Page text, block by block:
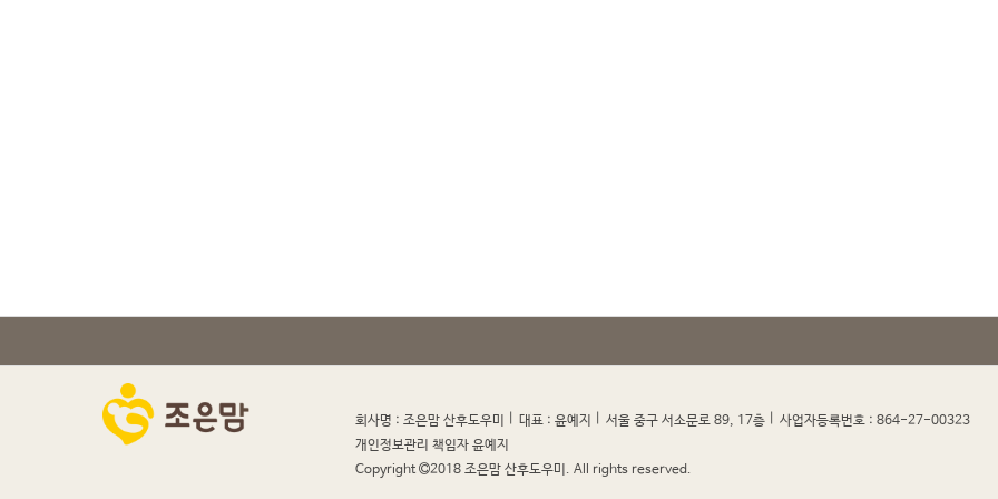
회사명 : 조은맘 산후도우미 대표 : 윤예지 서울 중구 서소문로 89, 17층 사업자등록번호 : 864-27-00323
개인정보관리 책임자 윤예지
Copyright
2018 조은맘 산후도우미. All rights reserved.